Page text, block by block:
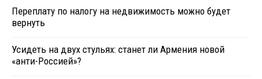
Переплату по налогу на недвижимость можно будет
вернуть
Усидеть на двух стульях: станет ли Армения новой
«анти-Россией»?